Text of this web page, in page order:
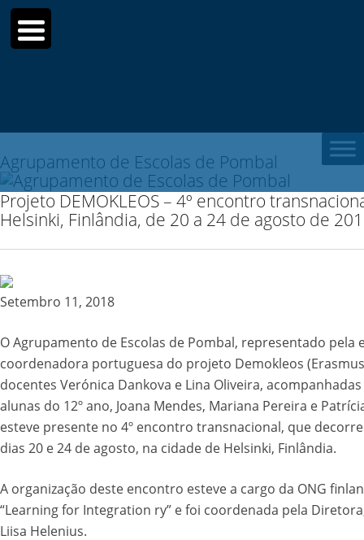
Agrupamento de Escolas de Pombal
Projeto DEMOKLEOS – 4º encontro
Helsinki, Finlândia, de 20 a 24 de agosto de
Setembro 11, 2018
O Agrupamento de Escolas de Pombal, representado pela
coordenadora portuguesa do projeto Demokleos
docentes Verónica Dankova e Lina Oliveira,
alunas do 12º ano, Joana Mendes, Mariana Pereira e
esteve presente no 4º encontro transnacional, que
dias 20 e 24 de agosto, na cidade de Helsinki, Finlândia.
A organização deste encontro esteve a cargo da ONG
“Learning for Integration ry” e foi coordenada pela
Liisa Helenius.